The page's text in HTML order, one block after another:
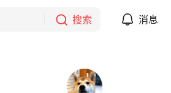
搜索 消息